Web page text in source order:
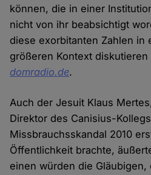
können, die in einer
nicht von ihr beabsichtigt
diese exorbitanten Zahlen in
größeren Kontext
domradio.de.
Auch der Jesuit Klaus
Direktor des Canisius-
Missbrauchsskandal 2010
Öffentlichkeit brachte,
einen würden die Gläubigen,